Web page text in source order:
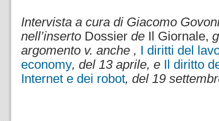
Intervista a cura di Giacomo
nell’inserto Dossier de Il Giornale,
argomento v. anche , I diritti del
economy, del 13 aprile, e Il diritto
Internet e dei robot, del 19